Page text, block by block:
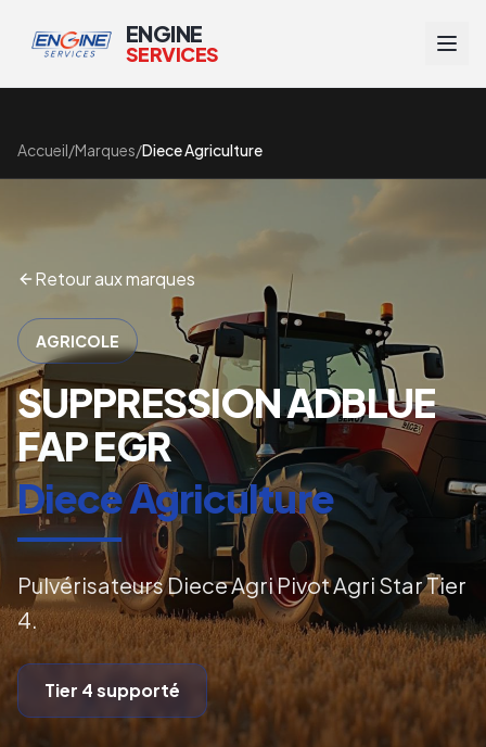
ENGINE
SERVICES
Accueil/Marques/Diece Agriculture
Retour aux marques
AGRICOLE
SUPPRESSION ADBLUE
FAP EGR
Diece Agriculture
Pulvérisateurs Diece Agri Pivot Agri Star Tier
4.
Tier 4supporté